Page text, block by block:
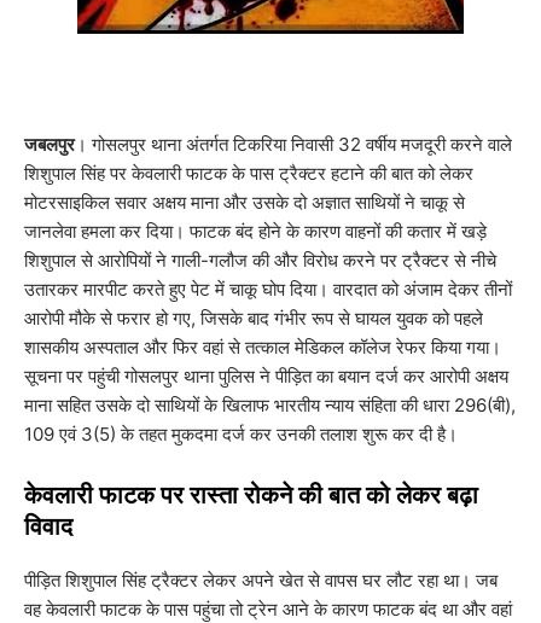
जबलपुर। गोसलपुर थाना अंतर्गत टिकरिया निवासी 32 वर्षीय मजदूरी करने वाले
शिशुपाल सिंह पर केवलारी फाटक के पास ट्रैक्टर हटाने की बात को लेकर
मोटरसाइकिल सवार अक्षय माना और उसके दो अज्ञात साथियों ने चाकू से
जानलेवा हमला कर दिया। फाटक बंद होने के कारण वाहनों की कतार में खड़े
शिशुपाल से आरोपियों ने गाली-गलौज की और विरोध करने पर ट्रैक्टर से नीचे
उतारकर मारपीट करते हुए पेट में चाकू घोप दिया। वारदात को अंजाम देकर तीनों
आरोपी मौके से फरार हो गए, जिसके बाद गंभीर रूप से घायल युवक को पहले
शासकीय अस्पताल और फिर वहां से तत्काल मेडिकल कॉलेज रेफर किया गया।
सूचना पर पहुंची गोसलपुर थाना पुलिस ने पीड़ित का बयान दर्ज कर आरोपी अक्षय
माना सहित उसके दो साथियों के खिलाफ भारतीय न्याय संहिता की धारा 296(बी),
109 एवं 3(5) के तहत मुकदमा दर्ज कर उनकी तलाश शुरू कर दी है।
​केवलारी फाटक पर रास्ता रोकने की बात को लेकर बढ़ा
विवाद
​पीड़ित शिशुपाल सिंह ट्रैक्टर लेकर अपने खेत से वापस घर लौट रहा था। जब
वह केवलारी फाटक के पास पहुंचा तो ट्रेन आने के कारण फाटक बंद था और वहां